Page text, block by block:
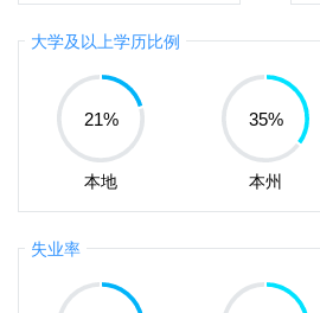
大学及以上学历比例
21%
本地
35%
本州
失业率